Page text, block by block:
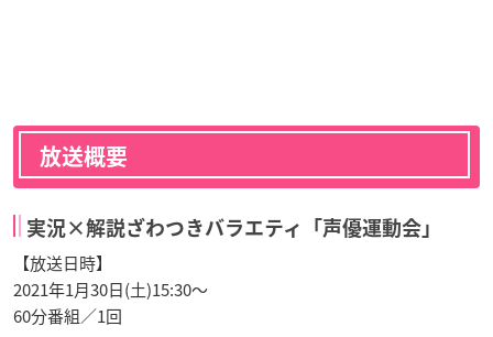
放送概要
実況×解説ざわつきバラエティ「声優運動会」
【放送日時】
2021年1月30日(土)15:30～
60分番組／1回